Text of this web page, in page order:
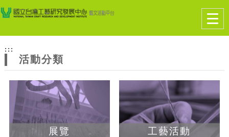
網
站
主
題
跳到主要內容
網站導覽
:::
活動分類
展覽 工藝活動